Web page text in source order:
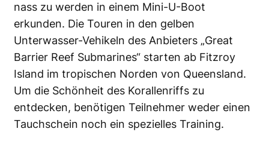
nass zu werden in einem Mini-U-Boot
erkunden. Die Touren in den gelben
Unterwasser-Vehikeln des Anbieters „Great
Barrier Reef Submarines“ starten ab Fitzroy
Island im tropischen Norden von Queensland.
Um die Schönheit des Korallenriffs zu
entdecken, benötigen Teilnehmer weder einen
Tauchschein noch ein spezielles Training.